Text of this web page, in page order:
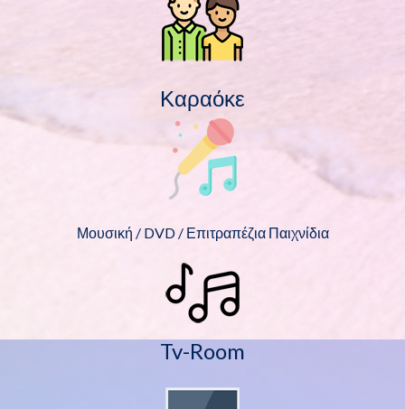
Καραόκε
Μουσική / DVD / Επιτραπέζια Παιχνίδια
Tv-Room